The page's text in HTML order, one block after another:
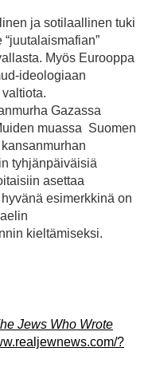
ja sotilaallinen tuki
Myös Eurooppa
ideologiaan
Gazassa
muassa Suomen
tyhjänpäiväisiä
asettaa
esimerkkinä on
kieltämiseksi.
Jews Who Wrote
?